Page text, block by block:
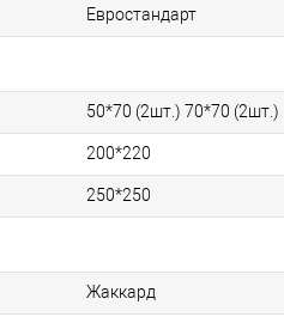
Евростандарт
50*70 (2шт.) 70*70 (2шт.)
200*220
250*250
Жаккард